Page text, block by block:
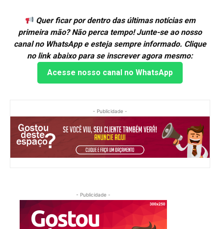
Quer ficar por dentro das últimas notícias em
primeira mão? Não perca tempo! Junte-se ao nosso
canal no WhatsApp e esteja sempre informado. Clique
no link abaixo para se inscrever agora mesmo:
Acesse nosso canal no WhatsApp
- Publicidade -
- Publicidade -